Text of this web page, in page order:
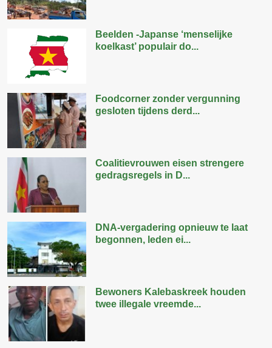
Beelden -Japanse ‘menselijke
koelkast’ populair do...
Foodcorner zonder vergunning
gesloten tijdens derd...
Coalitievrouwen eisen strengere
gedragsregels in D...
DNA-vergadering opnieuw te laat
begonnen, leden ei...
Bewoners Kalebaskreek houden
twee illegale vreemde...